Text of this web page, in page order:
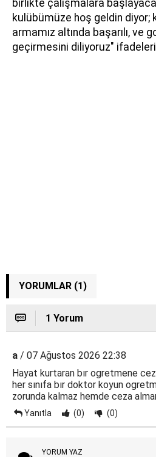
birlikte çalışmalara
kulübümüze hoş geldin diyor;
armamız altında başarılı, ve
geçirmesini diliyoruz"
YORUMLAR (1)
1 Yorum
a / 07 Ağustos 2026 22:38
Hayat kurtaran bır ogretmene
her sınıfa bır doktor koyun
zorunda kalmaz hemde ceza
Yanıtla (0) (0)
YORUM YAZ